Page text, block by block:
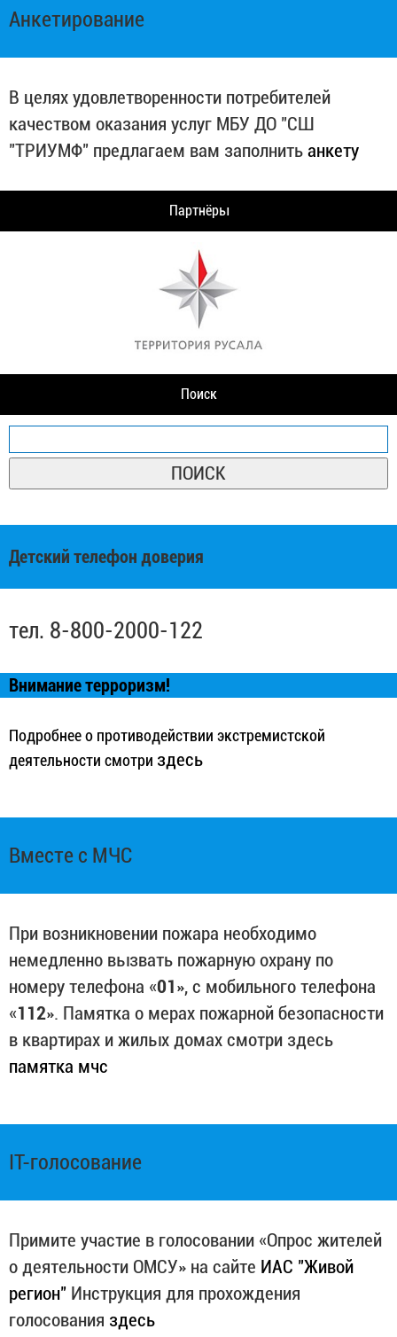
Анкетирование
В целях удовлетворенности потребителей
качеством оказания услуг МБУ ДО "СШ
"ТРИУМФ" предлагаем вам заполнить анкету
Партнёры
Поиск
Детский телефон доверия
тел. 8-800-2000-122
Внимание терроризм!
Подробнее о противодействии экстремистской
деятельности смотри здесь
Вместе с МЧС
При возникновении пожара необходимо
немедленно вызвать пожарную охрану по
номеру телефона «01», с мобильного телефона
«112». Памятка о мерах пожарной безопасности
в квартирах и жилых домах смотри здесь
памятка мчс
IT-голосование
Примите участие в голосовании «Опрос жителей
о деятельности ОМСУ» на сайте ИАС "Живой
регион" Инструкция для прохождения
голосования здесь